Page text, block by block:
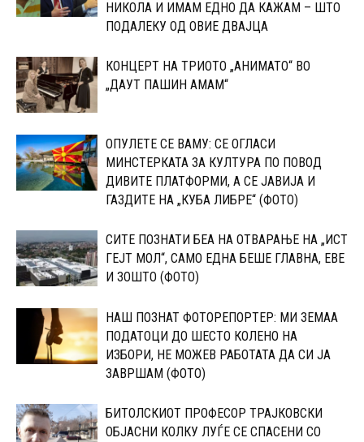
НИКОЛА И ИМАМ ЕДНО ДА КАЖАМ – ШТО
ПОДАЛЕКУ ОД ОВИЕ ДВАЈЦА
КОНЦЕРТ НА ТРИОТО „АНИМАТО“ ВО
„ДАУТ ПАШИН АМАМ“
ОПУЛЕТЕ СЕ ВАМУ: СЕ ОГЛАСИ
МИНСТЕРКАТА ЗА КУЛТУРА ПО ПОВОД
ДИВИТЕ ПЛАТФОРМИ, А СЕ ЈАВИЈА И
ГАЗДИТЕ НА „КУБА ЛИБРЕ“ (ФОТО)
СИТЕ ПОЗНАТИ БЕА НА ОТВАРАЊЕ НА „ИСТ
ГЕЈТ МОЛ“, САМО ЕДНА БЕШЕ ГЛАВНА, ЕВЕ
И ЗОШТО (ФОТО)
НАШ ПОЗНАТ ФОТОРЕПОРТЕР: МИ ЗЕМАА
ПОДАТОЦИ ДО ШЕСТО КОЛЕНО НА
ИЗБОРИ, НЕ МОЖЕВ РАБОТАТА ДА СИ ЈА
ЗАВРШАМ (ФОТО)
БИТОЛСКИОТ ПРОФЕСОР ТРАЈКОВСКИ
ОБЈАСНИ КОЛКУ ЛУЃЕ СЕ СПАСЕНИ СО